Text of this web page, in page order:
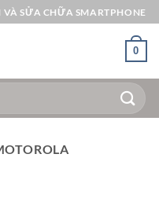
SỬA CHỮA SMARTPHONE
0